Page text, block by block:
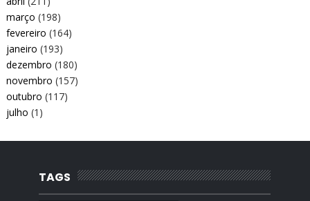
março (198)
fevereiro (164)
janeiro (193)
dezembro (180)
novembro (157)
outubro (117)
julho (1)
TAGS